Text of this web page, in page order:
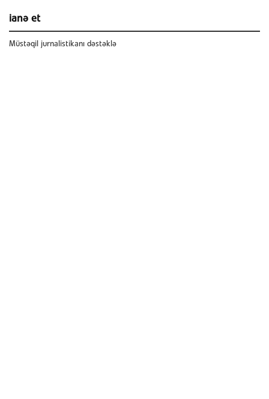
ianə et
Müstəqil jurnalistikanı dəstəklə